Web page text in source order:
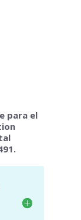
para el